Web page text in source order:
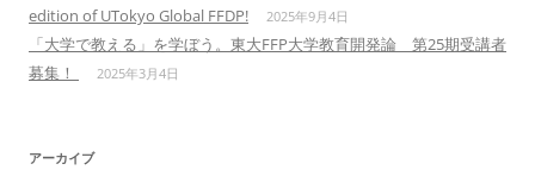
edition of UTokyo Global FFDP!
2025年9月4日
「大学で教える」を学ぼう。東大FFP大学教育開発論 第25期受講者
募集！
2025年3月4日
アーカイブ